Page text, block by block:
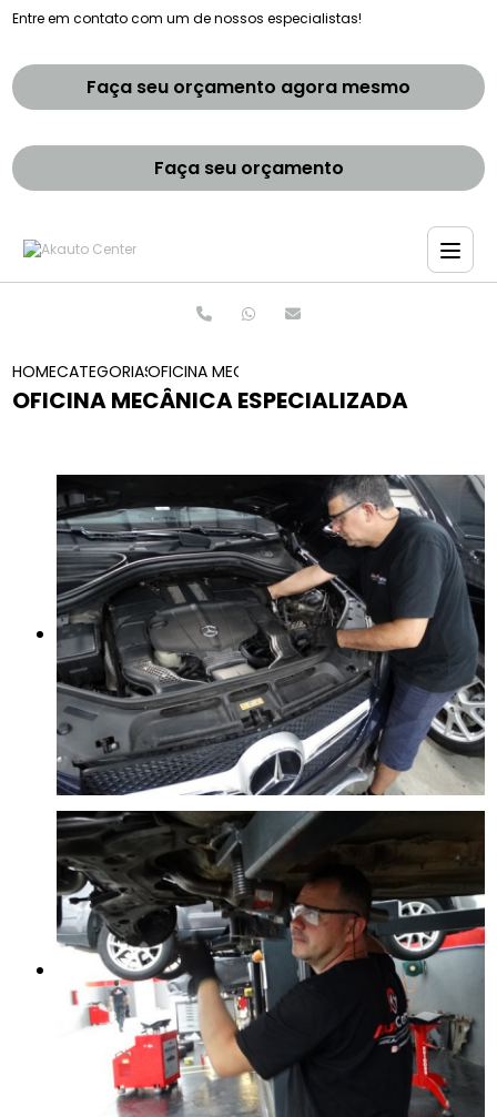
Entre em contato com um de nossos especialistas!
Faça seu orçamento agora mesmo
Faça seu orçamento
HOMECATEGORIASOFICINA MECANICA ESPECIALIZADA
OFICINA MECÂNICA ESPECIALIZADA